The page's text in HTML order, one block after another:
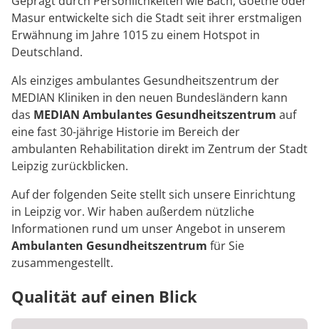
Masur entwickelte sich die Stadt seit ihrer erstmaligen
Erwähnung im Jahre 1015 zu einem Hotspot in
Deutschland.
Als einziges ambulantes Gesundheitszentrum der
MEDIAN Kliniken in den neuen Bundesländern kann
das MEDIAN Ambulantes Gesundheitszentrum auf
eine fast 30-jährige Historie im Bereich der
ambulanten Rehabilitation direkt im Zentrum der Stadt
Leipzig zurückblicken.
Auf der folgenden Seite stellt sich unsere Einrichtung
in Leipzig vor. Wir haben außerdem nützliche
Informationen rund um unser Angebot in unserem
Ambulanten Gesundheitszentrum für Sie
zusammengestellt.
Qualität auf einen Blick